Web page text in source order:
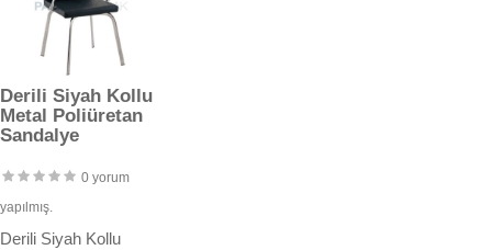
Derili Siyah Kollu
Metal Poliüretan
Sandalye
0 yorum
yapılmış.
Derili Siyah Kollu